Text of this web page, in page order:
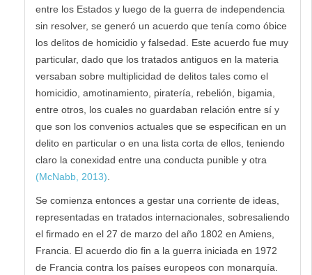
entre los Estados y luego de la guerra de independencia
sin resolver, se generó un acuerdo que tenía como óbice
los delitos de homicidio y falsedad. Este acuerdo fue muy
particular, dado que los tratados antiguos en la materia
versaban sobre multiplicidad de delitos tales como el
homicidio, amotinamiento, piratería, rebelión, bigamia,
entre otros, los cuales no guardaban relación entre sí y
que son los convenios actuales que se especifican en un
delito en particular o en una lista corta de ellos, teniendo
claro la conexidad entre una conducta punible y otra
(McNabb, 2013)
Se comienza entonces a gestar una corriente de ideas,
representadas en tratados internacionales, sobresaliendo
el firmado en el 27 de marzo del año 1802 en Amiens,
Francia. El acuerdo dio fin a la guerra iniciada en 1972
de Francia contra los países europeos con monarquía.